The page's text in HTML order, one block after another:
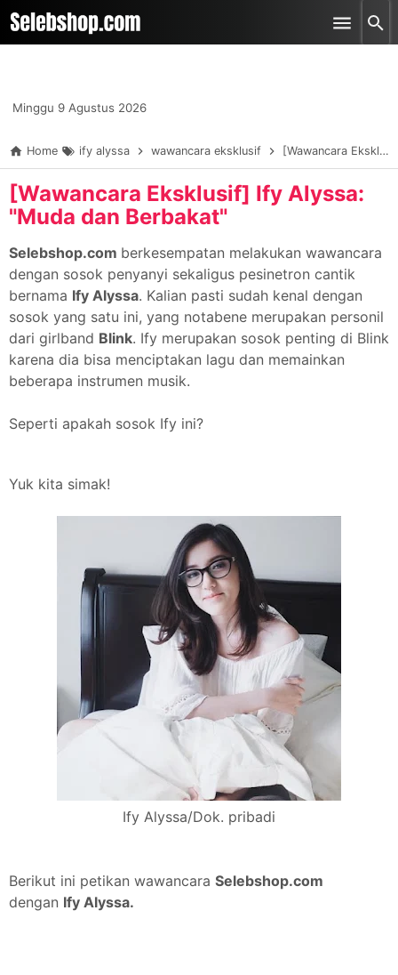
-->
Skip to main content
Minggu 9 Agustus 2026
Home ify alyssa wawancara eksklusif [Wawancara Eksklusif] Ify Alyssa: "Muda dan Berbakat"
[Wawancara Eksklusif] Ify Alyssa:
"Muda dan Berbakat"
Selebshop.com berkesempatan melakukan wawancara
dengan sosok penyanyi sekaligus pesinetron cantik
bernama Ify Alyssa. Kalian pasti sudah kenal dengan
sosok yang satu ini, yang notabene merupakan personil
dari girlband Blink. Ify merupakan sosok penting di Blink
karena dia bisa menciptakan lagu dan memainkan
beberapa instrumen musik.
Seperti apakah sosok Ify ini?
Yuk kita simak!
Ify Alyssa/Dok. pribadi
Berikut ini petikan wawancara Selebshop.com
dengan Ify Alyssa.